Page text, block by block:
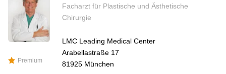
Premium
Facharzt für Plastische und Ästhetische
Chirurgie
LMC Leading Medical Center
Arabellastraße 17
81925 München